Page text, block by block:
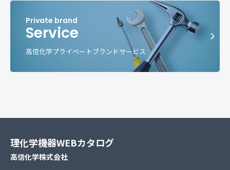
Service
高信化学プライベートブランドサービス
理化学機器WEBカタログ
高信化学株式会社